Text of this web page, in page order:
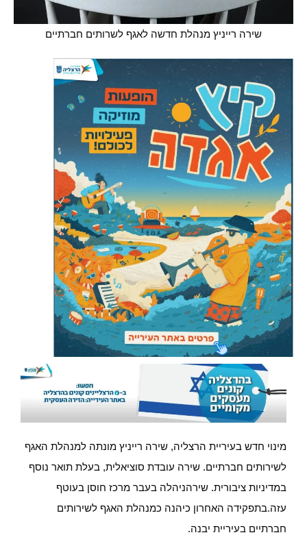
שירה רייניץ מנהלת חדשה לאגף לשרותים חברתיים
מינוי חדש בעיריית הרצליה, שירה רייניץ מונתה למנהלת האגף
לשירותים חברתיים. שירה עובדת סוציאלית, בעלת תואר נוסף
במדיניות ציבורית. שירהניהלה בעבר מרכז חוסן בעוטף
עזה.בתפקידה האחרון כיהנה כמנהלת האגף לשירותים
חברתיים בעיריית יבנה.